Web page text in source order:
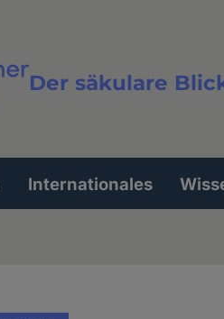
Der säkulare
Volltextsuche
Internationales